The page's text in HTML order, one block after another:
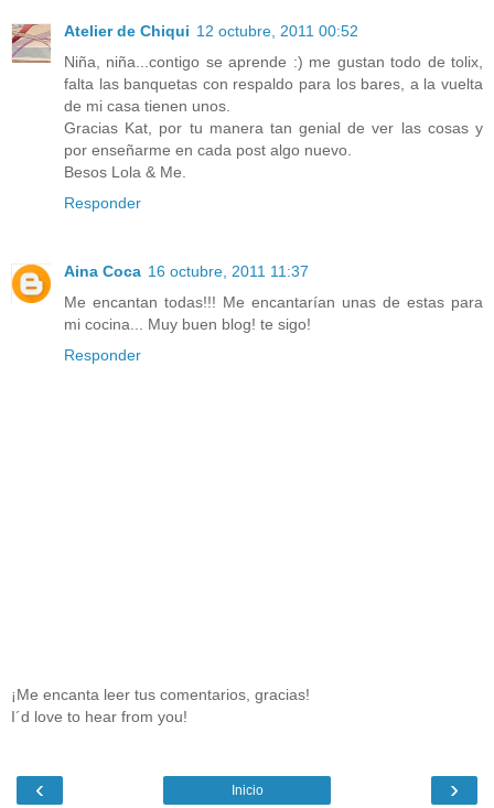
Atelier de Chiqui 12 octubre, 2011 00:52
Niña, niña...contigo se aprende :) me gustan todo de tolix,
falta las banquetas con respaldo para los bares, a la vuelta
de mi casa tienen unos.
Gracias Kat, por tu manera tan genial de ver las cosas y
por enseñarme en cada post algo nuevo.
Besos Lola & Me.
Responder
Aina Coca 16 octubre, 2011 11:37
Me encantan todas!!! Me encantarían unas de estas para
mi cocina... Muy buen blog! te sigo!
Responder
¡Me encanta leer tus comentarios, gracias!
I´d love to hear from you!
‹ ›
Inicio